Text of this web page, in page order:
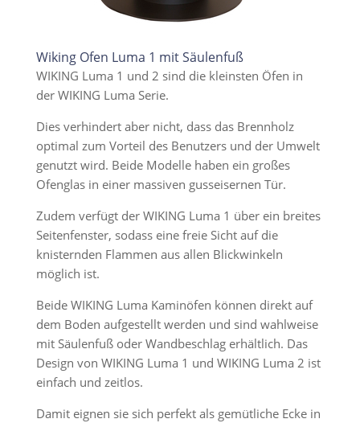
Wiking Ofen Luma 1 mit Säulenfuß
WIKING Luma 1 und 2 sind die kleinsten Öfen in
der WIKING Luma Serie.
Dies verhindert aber nicht, dass das Brennholz
optimal zum Vorteil des Benutzers und der Umwelt
genutzt wird. Beide Modelle haben ein großes
Ofenglas in einer massiven gusseisernen Tür.
Zudem verfügt der WIKING Luma 1 über ein breites
Seitenfenster, sodass eine freie Sicht auf die
knisternden Flammen aus allen Blickwinkeln
möglich ist.
Beide WIKING Luma Kaminöfen können direkt auf
dem Boden aufgestellt werden und sind wahlweise
mit Säulenfuß oder Wandbeschlag erhältlich. Das
Design von WIKING Luma 1 und WIKING Luma 2 ist
einfach und zeitlos.
Damit eignen sie sich perfekt als gemütliche Ecke in